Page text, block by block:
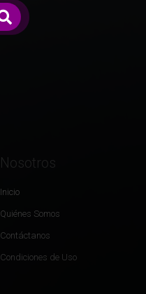
Nosotros
Inicio
Quiénes Somos
Contáctanos
Condiciones de Uso